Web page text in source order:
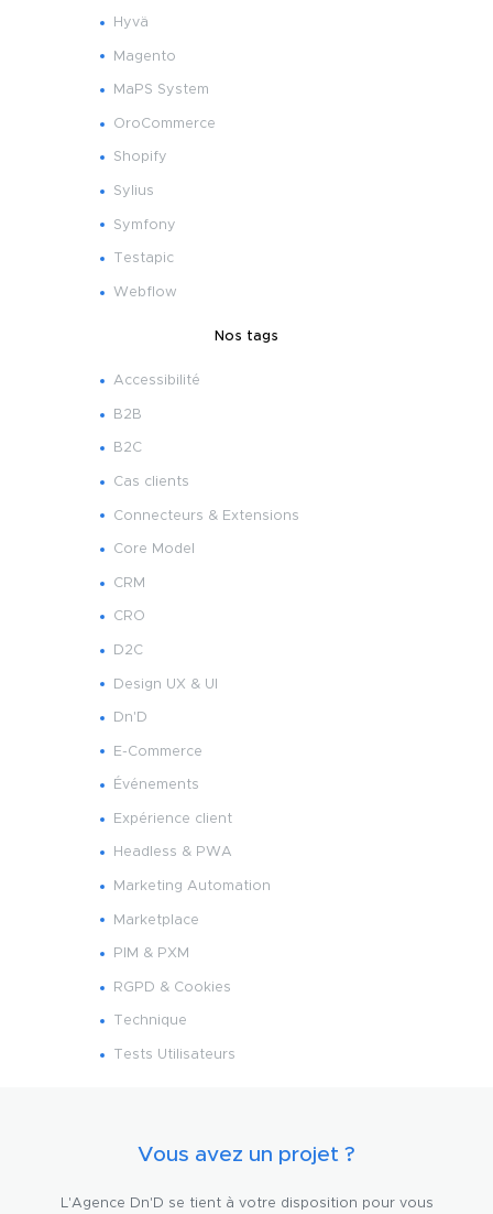
Hyvä
Magento
MaPS System
OroCommerce
Shopify
Sylius
Symfony
Testapic
Webflow
Nos tags
Accessibilité
B2B
B2C
Cas clients
Connecteurs & Extensions
Core Model
CRM
CRO
D2C
Design UX & UI
Dn'D
E-Commerce
Événements
Expérience client
Headless & PWA
Marketing Automation
Marketplace
PIM & PXM
RGPD & Cookies
Technique
Tests Utilisateurs
Vous avez un projet ?
L'Agence Dn'D se tient à votre disposition pour vous